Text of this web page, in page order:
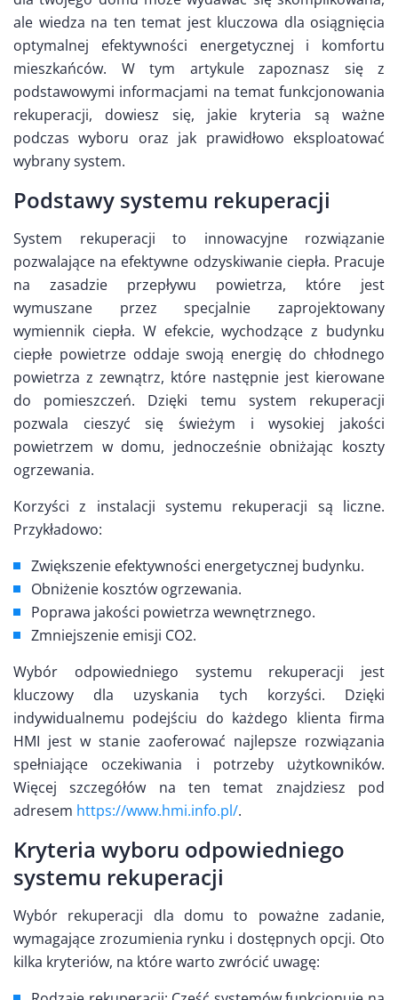
ale wiedza na ten temat jest kluczowa dla osiągnięcia
optymalnej efektywności energetycznej i komfortu
mieszkańców. W tym artykule zapoznasz się z
podstawowymi informacjami na temat funkcjonowania
rekuperacji, dowiesz się, jakie kryteria są ważne
podczas wyboru oraz jak prawidłowo eksploatować
wybrany system.
Podstawy systemu rekuperacji
System rekuperacji to innowacyjne rozwiązanie
pozwalające na efektywne odzyskiwanie ciepła. Pracuje
na zasadzie przepływu powietrza, które jest
wymuszane przez specjalnie zaprojektowany
wymiennik ciepła. W efekcie, wychodzące z budynku
ciepłe powietrze oddaje swoją energię do chłodnego
powietrza z zewnątrz, które następnie jest kierowane
do pomieszczeń. Dzięki temu system rekuperacji
pozwala cieszyć się świeżym i wysokiej jakości
powietrzem w domu, jednocześnie obniżając koszty
ogrzewania.
Korzyści z instalacji systemu rekuperacji są liczne.
Przykładowo:
Zwiększenie efektywności energetycznej budynku.
Obniżenie kosztów ogrzewania.
Poprawa jakości powietrza wewnętrznego.
Zmniejszenie emisji CO2.
Wybór odpowiedniego systemu rekuperacji jest
kluczowy dla uzyskania tych korzyści. Dzięki
indywidualnemu podejściu do każdego klienta firma
HMI jest w stanie zaoferować najlepsze rozwiązania
spełniające oczekiwania i potrzeby użytkowników.
Więcej szczegółów na ten temat znajdziesz pod
adresem https://www.hmi.info.pl/.
Kryteria wyboru odpowiedniego
systemu rekuperacji
Wybór rekuperacji dla domu to poważne zadanie,
wymagające zrozumienia rynku i dostępnych opcji. Oto
kilka kryteriów, na które warto zwrócić uwagę: